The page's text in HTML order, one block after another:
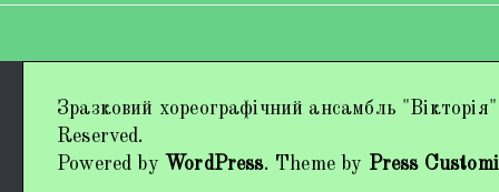
Наші виступи
Працівники колективу
Зразковий хореографічний ансамбль
Reserved.
Powered by WordPress. Theme by Press